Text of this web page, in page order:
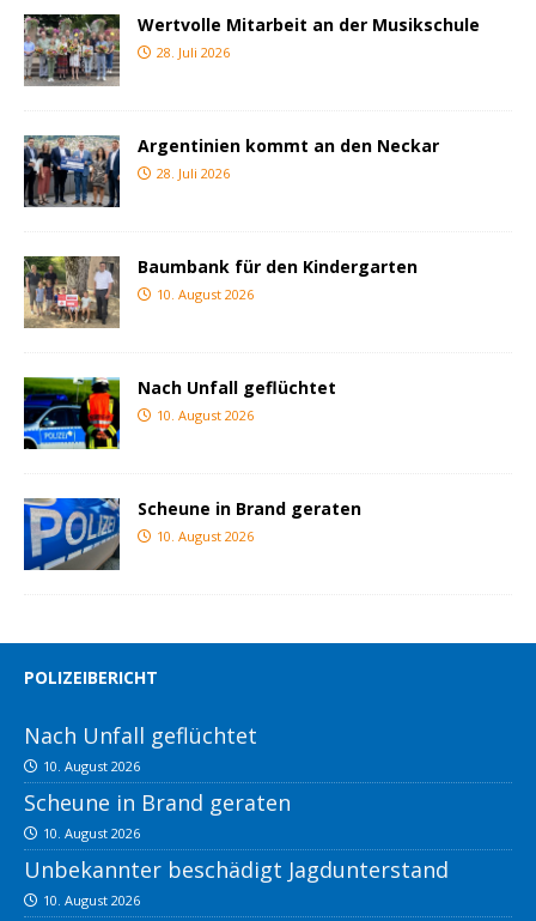
Wertvolle Mitarbeit an der Musikschule
28. Juli 2026
Argentinien kommt an den Neckar
28. Juli 2026
Baumbank für den Kindergarten
10. August 2026
Nach Unfall geflüchtet
10. August 2026
Scheune in Brand geraten
10. August 2026
POLIZEIBERICHT
Nach Unfall geflüchtet
10. August 2026
Scheune in Brand geraten
10. August 2026
Unbekannter beschädigt Jagdunterstand
10. August 2026